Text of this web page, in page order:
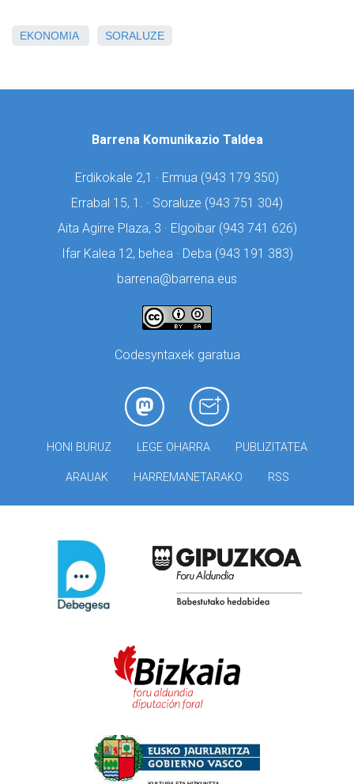
EKONOMIA SORALUZE
Barrena Komunikazio Taldea
Erdikokale 2,1 · Ermua (943 179 350)
Errabal 15, 1. · Soraluze (943 751 304)
Aita Agirre Plaza, 3 · Elgoibar (943 741 626)
Ifar Kalea 12, behea · Deba (943 191 383)
barrena@barrena.eus
Codesyntaxek garatua
HONI BURUZ LEGE OHARRA PUBLIZITATEA
ARAUAK HARREMANETARAKO RSS